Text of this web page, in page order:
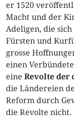
er 1520
Macht und der
Adeligen, die
Fürsten und
grosse
einen
eine Revolte der
die Ländereien
Reform durch
die Revolte nicht.